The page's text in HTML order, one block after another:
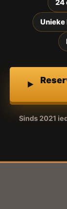
24
Unieke
Sinds 2021